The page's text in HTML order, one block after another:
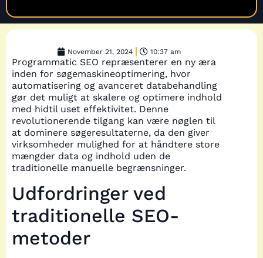
November 21, 2024 10:37 am
Programmatic SEO repræsenterer en ny æra
inden for søgemaskineoptimering, hvor
automatisering og avanceret databehandling
gør det muligt at skalere og optimere indhold
med hidtil uset effektivitet. Denne
revolutionerende tilgang kan være nøglen til
at dominere søgeresultaterne, da den giver
virksomheder mulighed for at håndtere store
mængder data og indhold uden de
traditionelle manuelle begrænsninger.
Udfordringer ved
traditionelle SEO-
metoder